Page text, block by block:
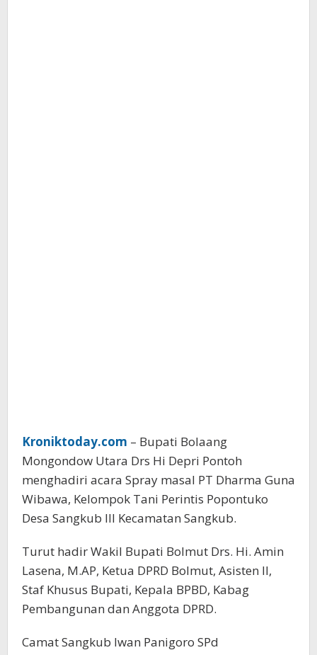
Kroniktoday.com – Bupati Bolaang
Mongondow Utara Drs Hi Depri Pontoh
menghadiri acara Spray masal PT Dharma Guna
Wibawa, Kelompok Tani Perintis Popontuko
Desa Sangkub III Kecamatan Sangkub.
Turut hadir Wakil Bupati Bolmut Drs. Hi. Amin
Lasena, M.AP, Ketua DPRD Bolmut, Asisten II,
Staf Khusus Bupati, Kepala BPBD, Kabag
Pembangunan dan Anggota DPRD.
Camat Sangkub Iwan Panigoro SPd